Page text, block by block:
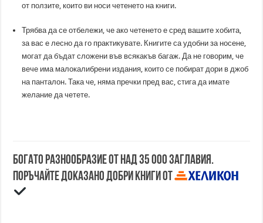
от ползите, които ви носи четенето на книги.
Трябва да се отбележи, че ако четенето е сред вашите хобита,
за вас е лесно да го практикувате. Книгите са удобни за носене,
могат да бъдат сложени във всякакъв багаж. Да не говорим, че
вече има малокалибрени издания, които се побират дори в джоб
на панталон. Така че, няма пречки пред вас, стига да имате
желание да четете.
Богато разнообразие от над 35 000 заглавия.
Поръчайте доказано добри книги от